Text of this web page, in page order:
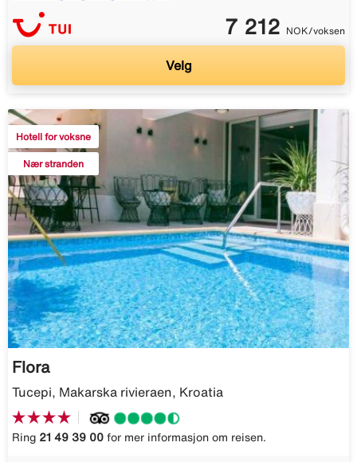
7 212 NOK/voksen
Velg
Hotell for voksne
Nær stranden
Flora
Tucepi, Makarska rivieraen, Kroatia
Ring 21 49 39 00 for mer informasjon om reisen.